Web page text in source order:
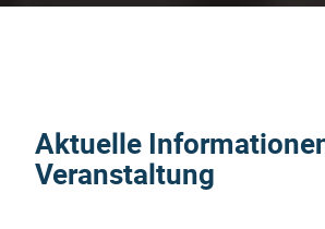
Aktuelle
Veranstaltung